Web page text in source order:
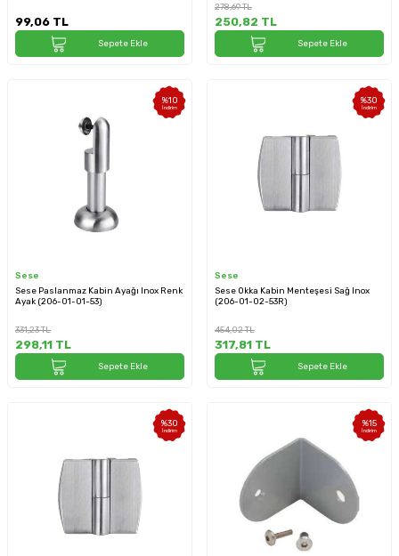
99,06 TL
Sepete Ekle
278,69TL
250,82 TL
Sepete Ekle
%10
İndirim
Sese
Sese Paslanmaz Kabin Ayağı Inox Renk
Ayak (206-01-01-53)
331,23TL
298,11 TL
Sepete Ekle
%30
İndirim
Sese
Sese Okka Kabin Menteşesi Sağ Inox
(206-01-02-53R)
454,02TL
317,81 TL
Sepete Ekle
%30
İndirim
%15
İndirim